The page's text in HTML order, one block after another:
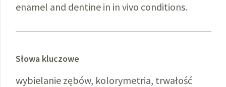
enamel and dentine in in vivo conditions.
Słowa kluczowe
wybielanie zębów, kolorymetria, trwałość